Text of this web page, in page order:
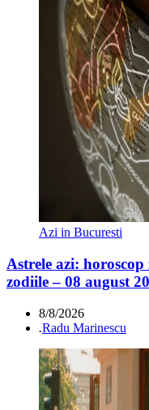
Azi in Bucuresti
Astrele azi:
zodiile – 08 august
8/8/2026
.Radu Marinescu